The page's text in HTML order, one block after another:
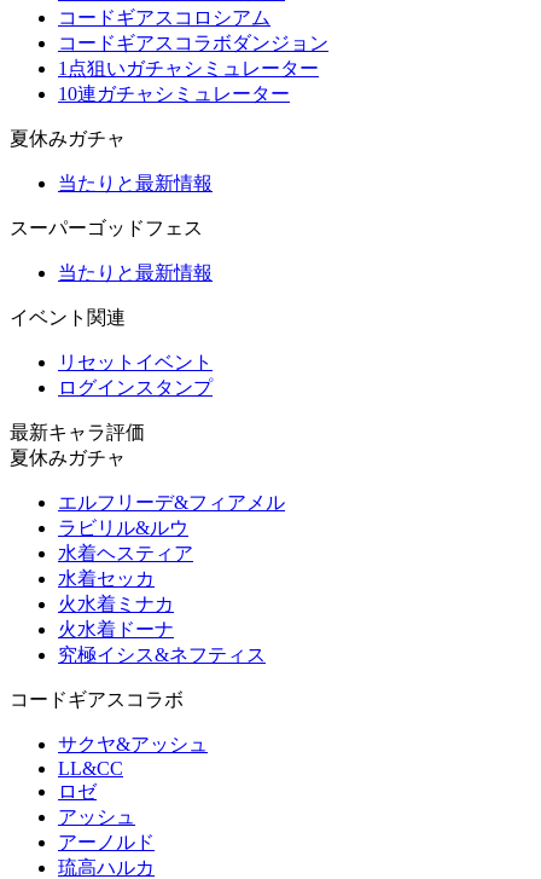
コードギアスコロシアム
コードギアスコラボダンジョン
1点狙いガチャシミュレーター
10連ガチャシミュレーター
夏休みガチャ
当たりと最新情報
スーパーゴッドフェス
当たりと最新情報
イベント関連
リセットイベント
ログインスタンプ
最新キャラ評価
夏休みガチャ
エルフリーデ&フィアメル
ラビリル&ルウ
水着ヘスティア
水着セッカ
火水着ミナカ
火水着ドーナ
究極イシス&ネフティス
コードギアスコラボ
サクヤ&アッシュ
LL&CC
ロゼ
アッシュ
アーノルド
琉高ハルカ